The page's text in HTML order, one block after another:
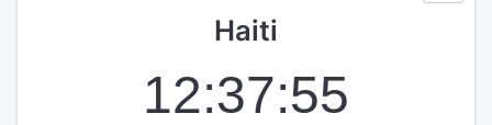
Haiti
12:37:55